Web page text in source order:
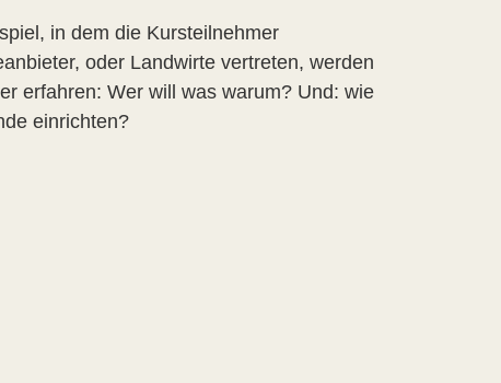
in dem die Kursteilnehmer
oder Landwirte vertreten, werden
erfahren: Wer will was warum? Und: wie
einrichten?